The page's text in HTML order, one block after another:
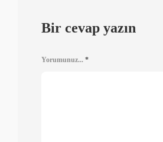
Bir cevap yazın
Yorumunuz... *